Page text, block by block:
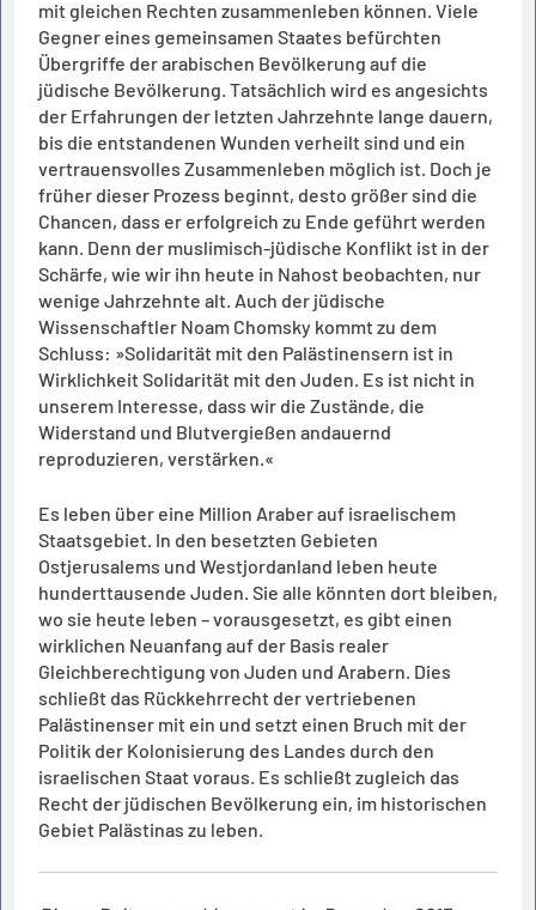
mit gleichen Rechten zusammenleben können. Viele
Gegner eines gemeinsamen Staates befürchten
Übergriffe der arabischen Bevölkerung auf die
jüdische Bevölkerung. Tatsächlich wird es angesichts
der Erfahrungen der letzten Jahrzehnte lange dauern,
bis die entstandenen Wunden verheilt sind und ein
vertrauensvolles Zusammenleben möglich ist. Doch je
früher dieser Prozess beginnt, desto größer sind die
Chancen, dass er erfolgreich zu Ende geführt werden
kann. Denn der muslimisch-jüdische Konflikt ist in der
Schärfe, wie wir ihn heute in Nahost beobachten, nur
wenige Jahrzehnte alt. Auch der jüdische
Wissenschaftler Noam Chomsky kommt zu dem
Schluss: »Solidarität mit den Palästinensern ist in
Wirklichkeit Solidarität mit den Juden. Es ist nicht in
unserem Interesse, dass wir die Zustände, die
Widerstand und Blutvergießen andauernd
reproduzieren, verstärken.«
Es leben über eine Million Araber auf israelischem
Staatsgebiet. In den besetzten Gebieten
Ostjerusalems und Westjordanland leben heute
hunderttausende Juden. Sie alle könnten dort bleiben,
wo sie heute leben – vorausgesetzt, es gibt einen
wirklichen Neuanfang auf der Basis realer
Gleichberechtigung von Juden und Arabern. Dies
schließt das Rückkehrrecht der vertriebenen
Palästinenser mit ein und setzt einen Bruch mit der
Politik der Kolonisierung des Landes durch den
israelischen Staat voraus. Es schließt zugleich das
Recht der jüdischen Bevölkerung ein, im historischen
Gebiet Palästinas zu leben.